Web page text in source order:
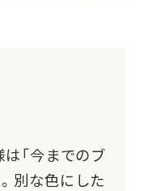
「今までのブ
別な色にした